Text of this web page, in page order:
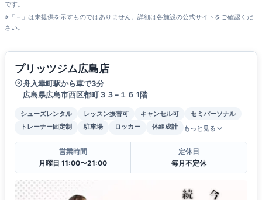
です。
※「－」は未提供を示すものではありません。詳細は各施設の公式サイトをご確認くだ
さい。
プリッツジム広島店
舟入幸町駅から車で3分
広島県広島市西区都町３３−１６ 1階
シューズレンタル レッスン振替可 キャンセル可
セミパーソナル
トレーナー固定制
駐車場 ロッカー 体組成計 もっと見る
営業時間
月曜日 11:00〜21:00
定休日
毎月不定休